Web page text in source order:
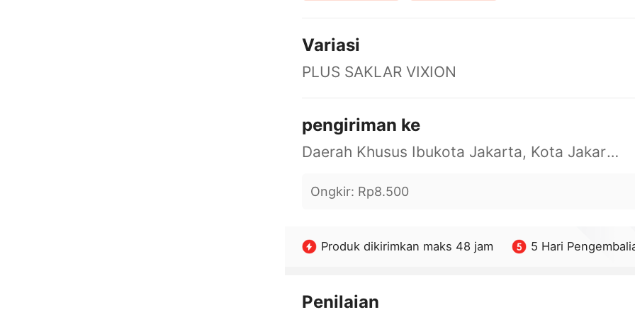
Variasi
PLUS SAKLAR VIXION
pengiriman ke
Daerah Khusus Ibukota Jakarta, Kota Jakarta Barat, Cengkareng, yy
Ongkir: Rp8.500
Produk dikirimkan maks 48 jam 5 Hari
Penilaian